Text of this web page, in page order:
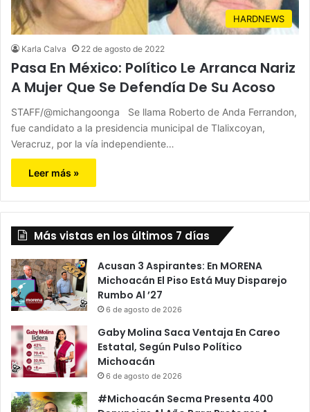
HARDNEWS
Karla Calva 22 de agosto de 2022
Pasa En México: Político Le Arranca Nariz
A Mujer Que Se Defendía De Su Acoso
STAFF/@michangoonga Se llama Roberto de Anda Ferrandon,
fue candidato a la presidencia municipal de Tlalixcoyan,
Veracruz, por la vía independiente…
Leer más »
Más vistas en los últimos 7 días
Acusan 3 Aspirantes: En MORENA
Michoacán El Piso Está Muy Disparejo
Rumbo Al ’27
6 de agosto de 2026
Gaby Molina Saca Ventaja En Careo
Estatal, Según Pulso Político
Michoacán
6 de agosto de 2026
#Michoacán Secma Presenta 400